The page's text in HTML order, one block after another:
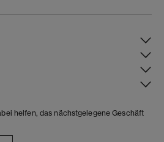
helfen, das nächstgelegene Geschäft